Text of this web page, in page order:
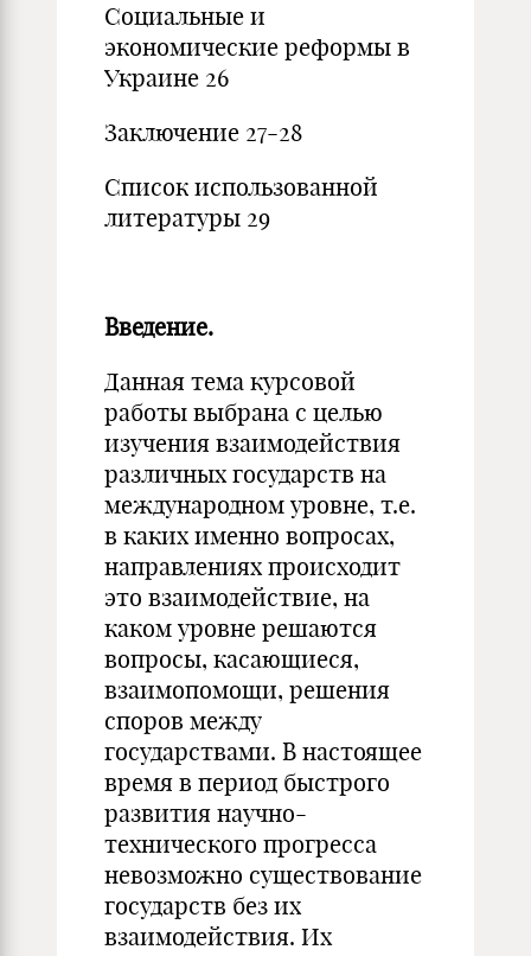
Социальные и
экономические реформы в
Украине 26
Заключение 27-28
Список использованной
литературы 29
Введение.
Данная тема курсовой
работы выбрана с целью
изучения взаимодействия
различных государств на
международном уровне, т.е.
в каких именно вопросах,
направлениях происходит
это взаимодействие, на
каком уровне решаются
вопросы, касающиеся,
взаимопомощи, решения
споров между
государствами. В настоящее
время в период быстрого
развития научно-
технического прогресса
невозможно существование
государств без их
взаимодействия. Их